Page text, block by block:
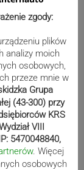
powstało
bieżnia
share
289 290
zgody:
plików
analizy moich
osobowych,
przeze mnie w
Grupa
(43-300) przy
KRS
VIII
5470048840,
. Więcej
osobowych